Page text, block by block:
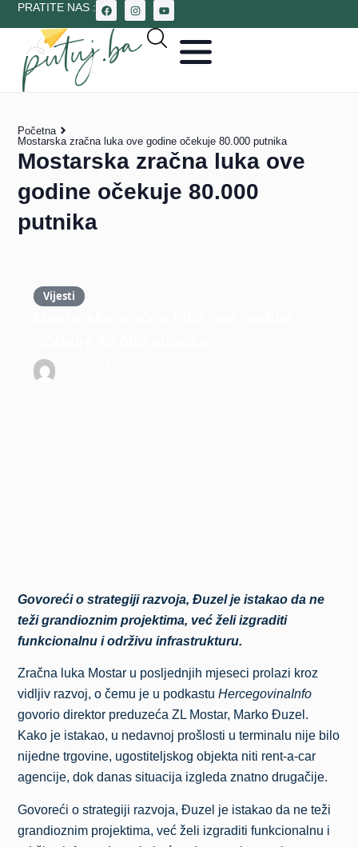
PRATITE NAS :
Početna
Mostarska zračna luka ove godine očekuje 80.000 putnika
Mostarska zračna luka ove
godine očekuje 80.000
putnika
Vijesti
Govoreći o strategiji razvoja, Đuzel je istakao da ne
teži grandioznim projektima, već želi izgraditi
funkcionalnu i održivu infrastrukturu.
Zračna luka Mostar u posljednjih mjeseci prolazi kroz
vidljiv razvoj, o čemu je u podkastuHercegovinaInfo
govorio direktor preduzeća ZL Mostar, Marko Đuzel.
Kako je istakao, u nedavnoj prošlosti u terminalu nije bilo
nijedne trgovine, ugostiteljskog objekta niti rent-a-car
agencije, dok danas situacija izgleda znatno drugačije.
Govoreći o strategiji razvoja, Đuzel je istakao da ne teži
grandioznim projektima, već želi izgraditi funkcionalnu i